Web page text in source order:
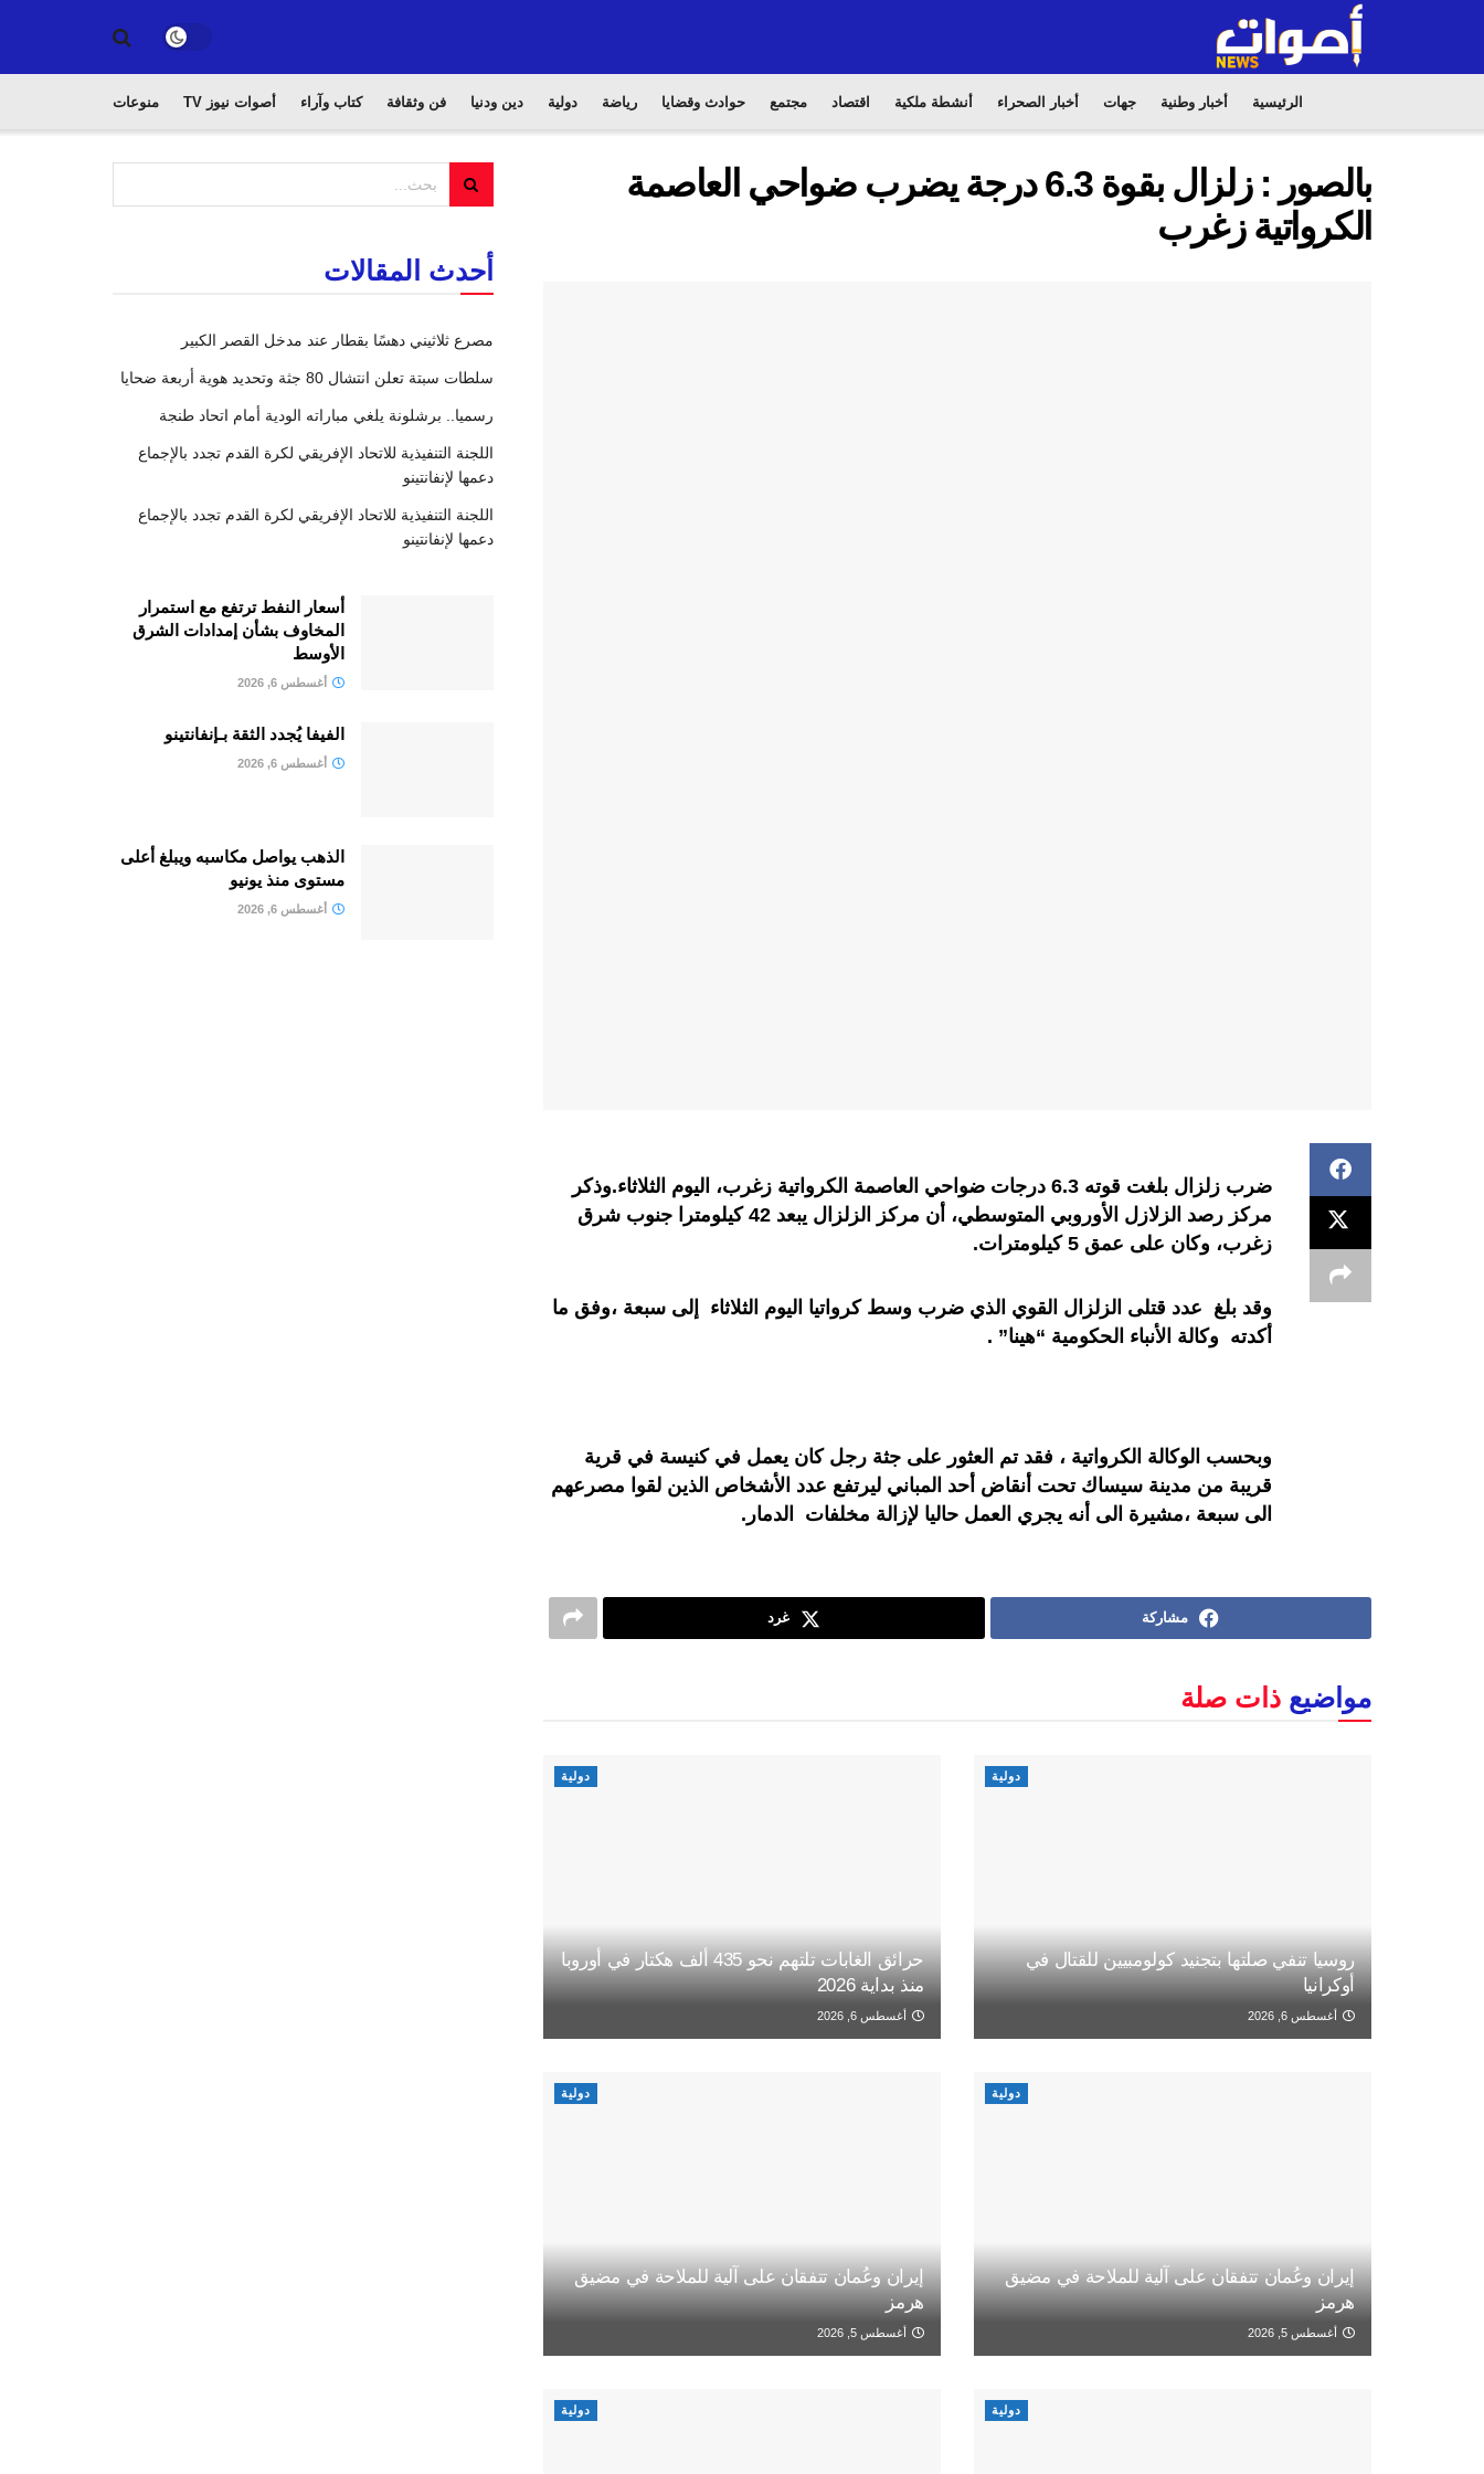
الرئيسية أخبار وطنية جهات أخبار الصحراء أنشطة ملكية اقتصاد مجتمع حوادث وقضايا رياضة دولية دين ودنيا فن وثقافة كتاب وآراء أصوات نيوز TV منوعات
بالصور : زلزال بقوة 6.3 درجة يضرب ضواحي العاصمة
الكرواتية زغرب
ضرب زلزال بلغت قوته 6.3 درجات ضواحي العاصمة الكرواتية زغرب، اليوم الثلاثاء.وذكر
مركز رصد الزلازل الأوروبي المتوسطي، أن مركز الزلزال يبعد 42 كيلومترا جنوب شرق
زغرب، وكان على عمق 5 كيلومترات.
وقد بلغ عدد قتلى الزلزال القوي الذي ضرب وسط كرواتيا اليوم الثلاثاء إلى سبعة ،وفق ما
أكدته وكالة الأنباء الحكومية “هينا” .
وبحسب الوكالة الكرواتية ، فقد تم العثور على جثة رجل كان يعمل في كنيسة في قرية
قريبة من مدينة سيساك تحت أنقاض أحد المباني ليرتفع عدد الأشخاص الذين لقوا مصرعهم
الى سبعة ،مشيرة الى أنه يجري العمل حاليا لإزالة مخلفات الدمار.
مشاركة غرد
مواضيع ذات صلة
دولية
روسيا تنفي صلتها بتجنيد كولومبيين للقتال في
أوكرانيا
أغسطس 6, 2026
دولية
حرائق الغابات تلتهم نحو 435 ألف هكتار في أوروبا
منذ بداية 2026
أغسطس 6, 2026
دولية
إيران وعُمان تتفقان على آلية للملاحة في مضيق
هرمز
أغسطس 5, 2026
دولية
إيران وعُمان تتفقان على آلية للملاحة في مضيق
هرمز
أغسطس 5, 2026
دولية دولية
أحدث المقالات
مصرع ثلاثيني دهسًا بقطار عند مدخل القصر الكبير
سلطات سبتة تعلن انتشال 80 جثة وتحديد هوية أربعة ضحايا
رسميا.. برشلونة يلغي مباراته الودية أمام اتحاد طنجة
اللجنة التنفيذية للاتحاد الإفريقي لكرة القدم تجدد بالإجماع
دعمها لإنفانتينو
اللجنة التنفيذية للاتحاد الإفريقي لكرة القدم تجدد بالإجماع
دعمها لإنفانتينو
أسعار النفط ترتفع مع استمرار
المخاوف بشأن إمدادات الشرق
الأوسط
أغسطس 6, 2026
الفيفا يُجدد الثقة بـإنفانتينو
أغسطس 6, 2026
الذهب يواصل مكاسبه ويبلغ أعلى
مستوى منذ يونيو
أغسطس 6, 2026